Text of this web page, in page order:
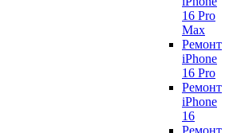
16 Pro
Max
Ремонт
iPhone
16 Pro
Ремонт
iPhone
16
Ремонт